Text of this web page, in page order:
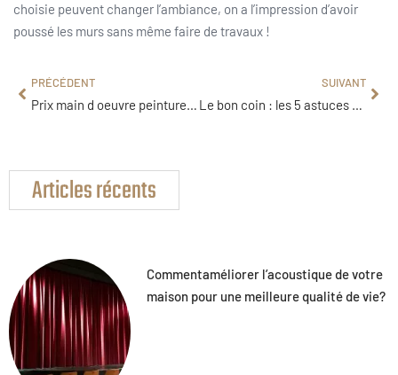
choisie peuvent changer l’ambiance, on a l’impression d’avoir
poussé les murs sans même faire de travaux !
PRÉCÉDENT
Prix main d oeuvre peinture au m2 sans fourniture 2024 : les tarifs
SUIVANT
Le bon coin : les 5 astuces pour vendre les meubles de maison
Articles récents
Commentaméliorer l’acoustique de votre
maison pour une meilleure qualité de vie?